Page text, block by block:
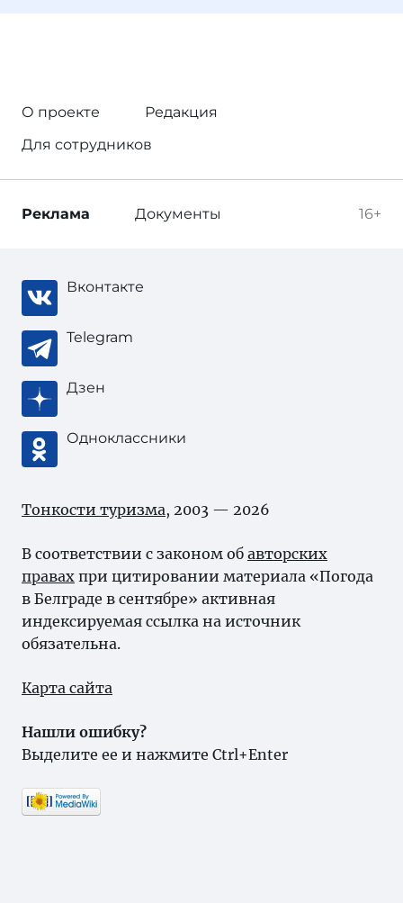
О проекте
Редакция
Для сотрудников
16+
Реклама Документы
Вконтакте
Telegram
Дзен
Одноклассники
Тонкости туризма, 2003 — 2026
В соответствии с законом об авторских
правах при цитировании материала «Погода
в Белграде в сентябре» активная
индексируемая ссылка на источник
обязательна.
Карта сайта
Нашли ошибку?
Выделите ее и нажмите Ctrl+Enter